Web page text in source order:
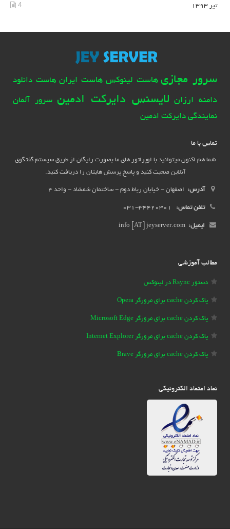
تیر 1393 4
سرور مجازی هاست لینوکس هاست ایران هاست دانلود
دامنه ارزان لایسنس دایرکت ادمین سرور آلمان
نمایندگی دایرکت ادمین
تماس با ما
شما هم اکنون میتوانید با اوپراتور های ما بصورت رایگان از طریق سیستم گفتگوی
آنلاین صحبت کنید و پاسخ پرسش هایتان را دریافت کنید.
آدرس: اصفهان - خیابان رباط دوم - ساختمان شمشاد - واحد 4
تلفن تماس:
ایمیل:
مطالب آموزشی
دستور Rsync در لینوکس
پاک کردن cache برای مرورگر Opera
پاک کردن cache برای مرورگر Microsoft Edge
پاک کردن cache برای مرورگر Internet Explorer
پاک کردن cache برای مرورگر Brave
نماد اعتماد الکترونیکی